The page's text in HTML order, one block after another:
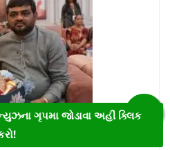
ભંડારીએ જણાવ્યું
ગૃપમા જોડાવા અહીં ક્લિક